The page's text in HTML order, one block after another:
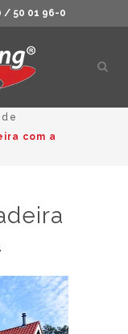
/ 50 01 96-0
Abrir
com a